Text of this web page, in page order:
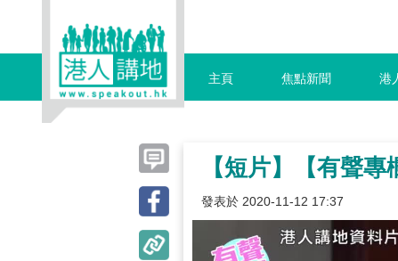
主頁 焦點新聞 港
【短片】【有聲
發表於 2020-11-12 17:37